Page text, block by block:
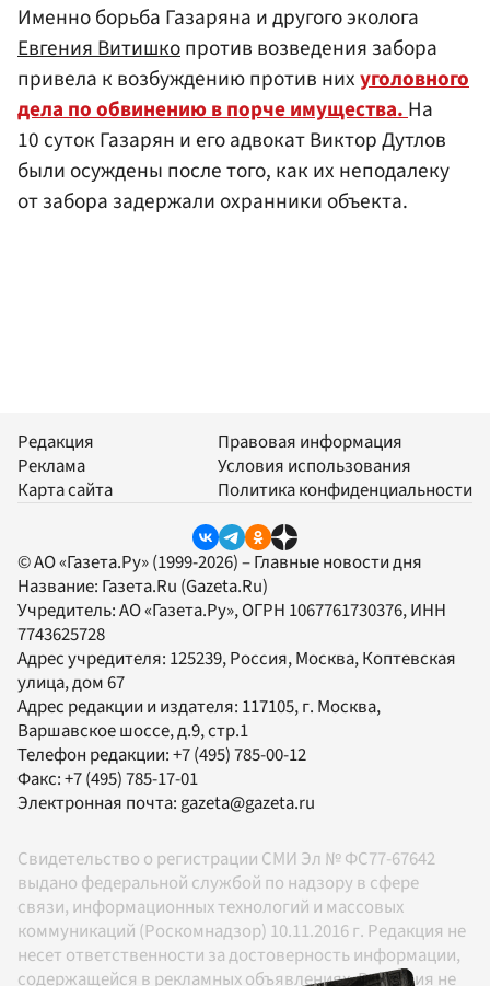
Именно борьба Газаряна и другого эколога
Евгения Витишкопротив возведения забора
привела к возбуждению против нихуголовного
дела по обвинению в порче имущества. На
10 суток Газарян и его адвокат Виктор Дутлов
были осуждены после того, как их неподалеку
от забора задержали охранники объекта.
Редакция
Реклама
Карта сайта
Правовая информация
Условия использования
Политика конфиденциальности
© АО «Газета.Ру» (1999-2026) – Главные новости дня
Название: Газета.Ru (Gazeta.Ru)
Учредитель:АО «Газета.Ру», ОГРН 1067761730376, ИНН
7743625728
Адрес учредителя: 125239, Россия, Москва, Коптевская
улица, дом 67
Адрес редакции и издателя: 117105, г. Москва,
Варшавское шоссе, д.9, стр.1
Телефон редакции:+7 (495) 785-00-12
Факс:+7 (495) 785-17-01
Электронная почта:gazeta@gazeta.ru
Свидетельство о регистрации СМИ Эл № ФС77-67642
выдано федеральной службой по надзору в сфере
связи, информационных технологий и массовых
коммуникаций (Роскомнадзор) 10.11.2016 г. Редакция не
несет ответственности за достоверность информации,
содержащейся в рекламных объявлениях. Редакция не